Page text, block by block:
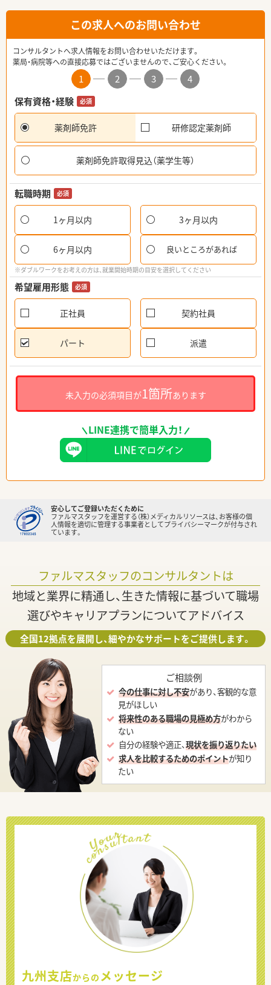
この求人へのお問い合わせ
コンサルタントへ求人情報をお問い合わせいただけます。
薬局・病院等への直接応募ではございませんので、ご安心ください。
1 2 3
4
保有資格・経験
必須
薬剤師免許 研修認定薬剤師
薬剤師免許取得見込（薬学生等）
転職時期 必須
1ヶ月以内 3ヶ月以内
6ヶ月以内 良いところがあれば
※ダブルワークをお考えの方は、就業開始時期の目安を選択してください
希望雇用形態 必須
正社員 契約社員
パート 派遣
未入力の必須項目が1箇所あります
LINE連携で簡単入力！
安心してご登録いただくために
ファルマスタッフを運営する（株）メディカルリソースは、お客様の個
人情報を適切に管理する事業者としてプライバシーマークが付与され
ています。
ファルマスタッフのコンサルタントは
地域と業界に精通し、生きた情報に基づいて職場
選びやキャリアプランについてアドバイス
全国12拠点を展開し、細やかなサポートをご提供します。
ご相談例
今の仕事に対し不安があり、客観的な意
見がほしい
将来性のある職場の見極め方がわから
ない
自分の経験や適正、現状を振り返りたい
求人を比較するためのポイントが知り
たい
九州支店からの メッセージ